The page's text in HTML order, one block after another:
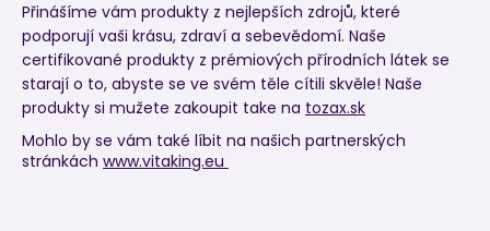
Přinášíme vám produkty z nejlepších zdrojů, které
podporují vaši krásu, zdraví a sebevědomí. Naše
certifikované produkty z prémiových přírodních látek se
starají o to, abyste se ve svém těle cítili skvěle! Naše
produkty si mužete zakoupit take na tozax.sk
Mohlo by se vám také líbit na našich partnerských
stránkách www.vitaking.eu